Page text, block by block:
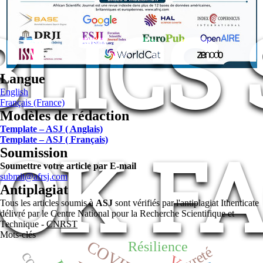
Langue
English
Français (France)
Modèles de rédaction
Template – ASJ ( Anglais)
Template – ASJ ( Français)
Soumission
Soumettre votre article par E-mail
submit@afrsj.com
Antiplagiat
Tous les articles soumis à ASJ sont vérifiés par l'antiplagiat Ithenticate
délivré par le Centre National pour la Recherche Scientifique et
Technique - CNRST
Mots-clés
Résilience